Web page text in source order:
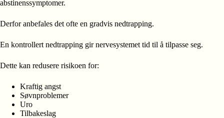
abstinenssymptomer.
Derfor anbefales det ofte en gradvis nedtrapping.
En kontrollert nedtrapping gir nervesystemet tid til å tilpasse seg.
Dette kan redusere risikoen for:
Kraftig angst
Søvnproblemer
Uro
Tilbakeslag